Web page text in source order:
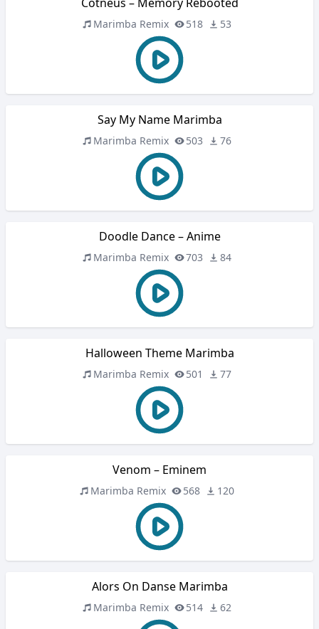
Marimba Remix 518 53
Say My Name Marimba
Marimba Remix 503 76
Doodle Dance – Anime
Marimba Remix 703 84
Halloween Theme Marimba
Marimba Remix 501 77
Venom – Eminem
Marimba Remix 568 120
Alors On Danse Marimba
Marimba Remix 514 62